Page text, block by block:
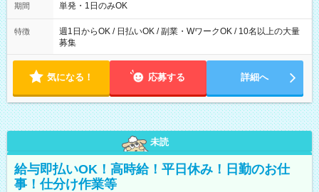
期間 単発・1日のみOK
特徴
週1日からOK / 日払いOK / 副業・WワークOK / 10名以上の大量
募集
気になる！ 応募する 詳細へ
未読
給与即払いOK！高時給！平日休み！日勤のお仕
事！仕分け作業等